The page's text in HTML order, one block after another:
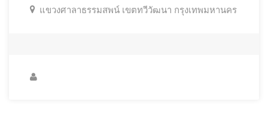
แขวงศาลาธรรมสพน์ เขตทวีวัฒนา กรุงเทพมหานคร